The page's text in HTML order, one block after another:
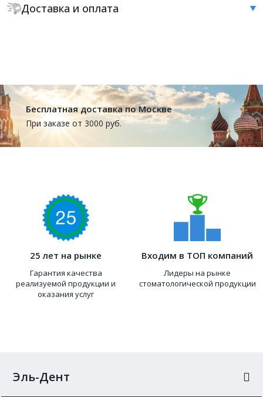
Доставка и оплата
Бесплатная доставка по Москве
При заказе от 3000 руб.
25 лет на рынке
Гарантия качества
реализуемой продукции и
оказания услуг
Входим в ТОП компаний
Лидеры на рынке
стоматологической продукции
Эль-Дент